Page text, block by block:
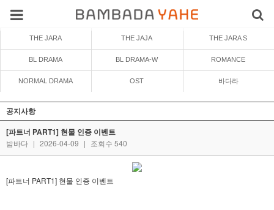
THE JARA THE JAJA THE JARA S
BL DRAMA BL DRAMA-W ROMANCE
NORMAL DRAMA OST 바다라
공지사항
[파트너 PART1] 현물 인증 이벤트
밤바다 | 2026-04-09 | 조회수 540
[파트너 PART1] 현물 인증 이벤트